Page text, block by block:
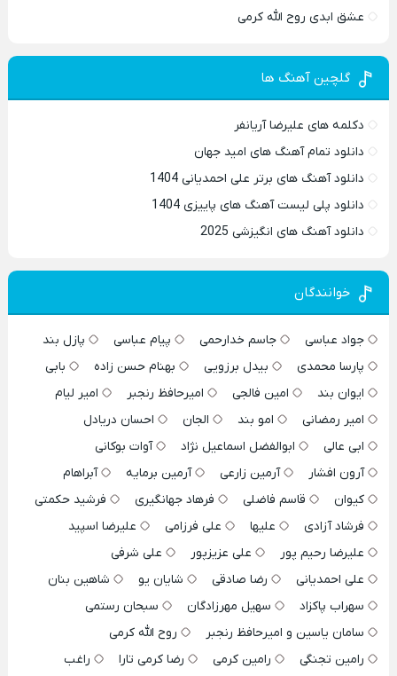
عشق ابدی روح الله کرمی
گلچین آهنگ ها
دکلمه های علیرضا آریانفر
دانلود تمام آهنگ های امید جهان
دانلود آهنگ های برتر علی احمدیانی 1404
دانلود پلی لیست آهنگ های پاییزی 1404
دانلود آهنگ های انگیزشی 2025
خوانندگان
جواد عباسی جاسم خدارحمی پیام عباسی
پازل بند
پارسا محمدی
بیدل برزویی بهنام حسن زاده
بابی
ایوان بند
امین فالجی امیرحافظ رنجبر
امیر لیام
امیر رمضانی
امو بند الجان
احسان دریادل
ابی عالی
ابوالفضل اسماعیل نژاد
آوات بوکانی
آرون افشار
آرمین زارعی آرمین برمایه
آبراهام
کیوان
قاسم فاضلی فرهاد جهانگیری
فرشید حکمتی
فرشاد آزادی
علیها علی فرزامی
علیرضا اسپید
علیرضا رحیم پور
علی عزیزپور
علی شرفی
علی احمدیانی
رضا صادقی شایان یو
شاهین بنان
سهراب پاکزاد
سهیل مهرزادگان
سبحان رستمی
سامان یاسین و امیرحافظ رنجبر
روح الله کرمی
رامین تجنگی
رامین کرمی رضا کرمی تارا
راغب